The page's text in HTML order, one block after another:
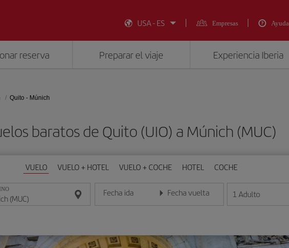
USA - ES
Empresas Ayuda
reserva Preparar el viaje Experiencia Iberia
Quito - Múnich
baratos de Quito (UIO) a Múnich (MUC)
VUELO VUELO + HOTEL VUELO + COCHE HOTEL COCHE
Fecha ida
Introduce la fecha en formato día/mes/año
Fecha vuelta
Introduce la fecha en formato día/mes/año
1 Adulto